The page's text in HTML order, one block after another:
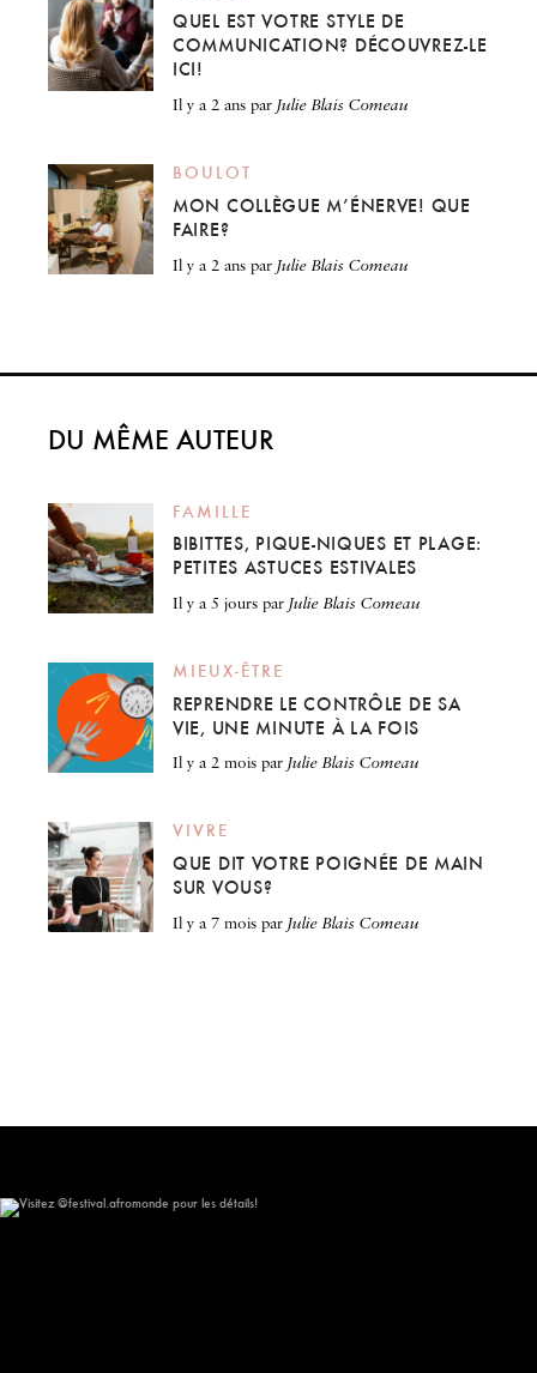
QUEL EST VOTRE STYLE DE
COMMUNICATION? DÉCOUVREZ-LE
ICI!
il y a 2 ans par Julie Blais Comeau
BOULOT
MON COLLÈGUE M’ÉNERVE! QUE
FAIRE?
il y a 2 ans par Julie Blais Comeau
DU MÊME AUTEUR
FAMILLE
BIBITTES, PIQUE-NIQUES ET PLAGE:
PETITES ASTUCES ESTIVALES
il y a 5 jours par Julie Blais Comeau
MIEUX-ÊTRE
REPRENDRE LE CONTRÔLE DE SA
VIE, UNE MINUTE À LA FOIS
il y a 2 mois par Julie Blais Comeau
VIVRE
QUE DIT VOTRE POIGNÉE DE MAIN
SUR VOUS?
il y a 7 mois par Julie Blais Comeau